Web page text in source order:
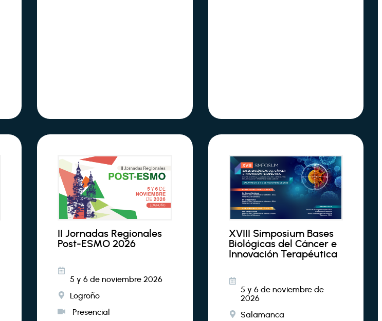
II Jornadas Regionales
Post-ESMO 2026
5 y 6 de noviembre 2026
Logroño
Presencial
XVIII Simposium Bases
Biológicas del Cáncer e
Innovación Terapéutica
5 y 6 de noviembre de
2026
Salamanca